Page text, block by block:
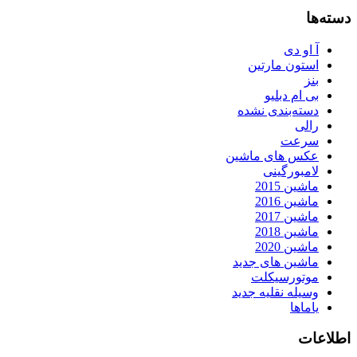
دسته‌ها
آ او دی
استون مارتین
بنز
بی ام دبلیو
دسته‌بندی نشده
رالی
سرعت
عکس های ماشین
لامبورگینی
ماشین 2015
ماشین 2016
ماشین 2017
ماشین 2018
ماشین 2020
ماشین های جدید
موتورسیکلت
وسیله نقلیه جدید
یاماها
اطلاعات